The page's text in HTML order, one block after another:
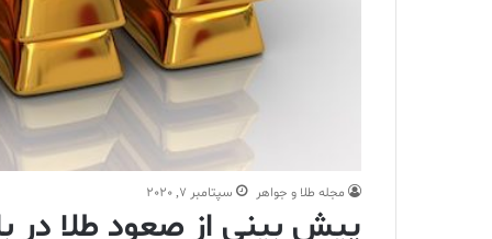
مجله طلا و جواهر سپتامبر 7, 2020
پیش بینی از صعود طلا در